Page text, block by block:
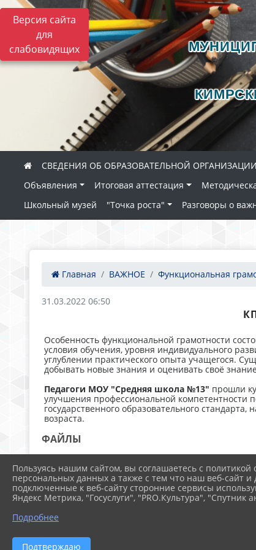
Версия сайта
для
слабовидящих
СВЕДЕНИЯ ОБ ОБРАЗОВАТЕЛЬНОЙ ОРГАНИЗАЦИИ
Объявления
Итоговая аттестация
Школьный музей
"Точка роста" Разговоры о
Главная ВАЖНОЕ Функциональная
31.03.2022 06:50
Особенность функциональной грамотности
условия обучения, уровня индивидуального
углублении практического опыта учащегося.
добывать новые знания и оценивать своё
Педагоги МОУ "Средняя школа №13" прошли
улучшения профессиональной компетентности
государственного образовательного
возраста.
ФАЙЛЫ
Симонова. КПК Формирование
Пользуясь нашим сайтом, вы соглашаетесь с политикой
персональных данных а также с тем что наш веб-сайт и
подключенные к веб-сайту сторонние сервисы
Яндекс Метрика, "Госуслуги", "PRO.Культура", "Спутник
Подробнее
Подтверждаю